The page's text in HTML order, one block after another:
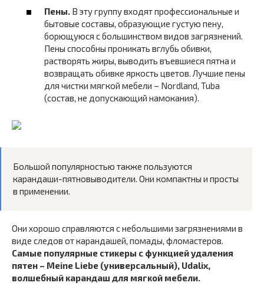
Пены. В эту группу входят профессиональные и
бытовые составы, образующие густую пену,
борющуюся с большинством видов загрязнений.
Пены способны проникать вглубь обивки,
растворять жиры, выводить въевшиеся пятна и
возвращать обивке яркость цветов. Лучшие пены
для чистки мягкой мебели – Nordland, Tuba
(состав, не допускающий намокания).
Большой популярностью также пользуются
карандаши-пятновыводители. Они компактны и просты
в применении.
Они хорошо справляются с небольшими загрязнениями в
виде следов от карандашей, помады, фломастеров.
Самые популярные стикеры с функцией удаления
пятен – Meine Liebe (универсальный), Udalix,
волшебный карандаш для мягкой мебели.